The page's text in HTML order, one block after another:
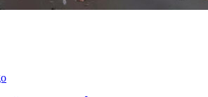
അപകടം; മരിച്ചവരുടെ
അഞ്ച് ലക്ഷം വീതം ധനസഹായം
സര്‍ക്കാര്‍